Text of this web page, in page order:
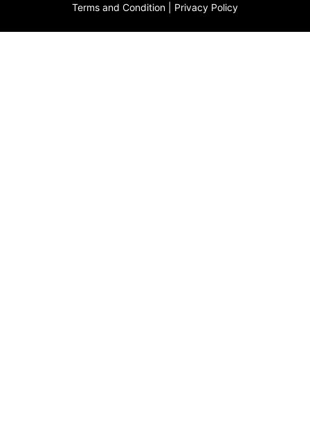
Terms and Condition
Privacy Policy